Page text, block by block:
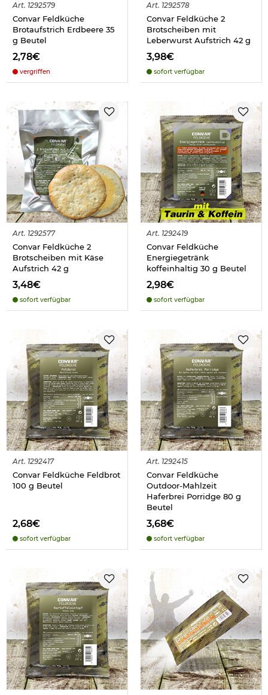
Art. 1292579
Convar Feldküche
Brotaufstrich Erdbeere 35
g Beutel
2,78€
vergriffen
Art. 1292578
Convar Feldküche 2
Brotscheiben mit
Leberwurst Aufstrich 42 g
3,98€
sofort verfügbar
Art. 1292577
Convar Feldküche 2
Brotscheiben mit Käse
Aufstrich 42 g
3,48€
sofort verfügbar
Art. 1292419
Convar Feldküche
Energiegetränk
koffeinhaltig 30 g Beutel
2,98€
sofort verfügbar
Art. 1292417
Convar Feldküche Feldbrot
100 g Beutel
2,68€
sofort verfügbar
Art. 1292415
Convar Feldküche
Outdoor-Mahlzeit
Haferbrei Porridge 80 g
Beutel
3,68€
sofort verfügbar